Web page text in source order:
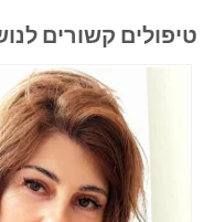
טיפולים קשורים